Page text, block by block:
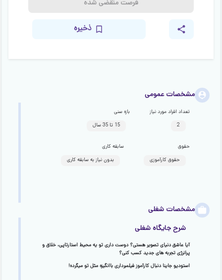
فرصت منقضی شده
ذخیره
مشخصات عمومی
تعداد افراد مورد نیاز
2
بازه سنی
15 تا 35 سال
حقوق
حقوق کارآموزی
سابقه کاری
بدون نیاز به سابقه کاری
مشخصات شغلی
شرح جایگاه شغلی
آیا عاشق دنیای تصویر هستی؟ دوست داری تو یه محیط استارتاپی، خلاق و
پرانرژی تجربه های جدید کسب کنی؟
استودیو جاینا دنبال کارآموز فیلمبرداری باانگیزه مثل تو میگرده!